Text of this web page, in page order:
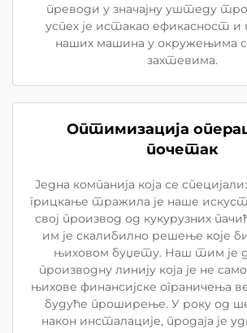
преводи у значајну уштеду
успех је истакао ефикасност и
наших машина у окружењима
захтевима.
Оптимизација
почетак
Једна компанија која се
грицкање тражила је наше
свој производ од кукурузних
им је скалибилно решење које
њиховом буџету. Наш тим је
производну линију која је не
њихове финансијске ограничења
будуће проширење. У року од
након инсталације, продаја је